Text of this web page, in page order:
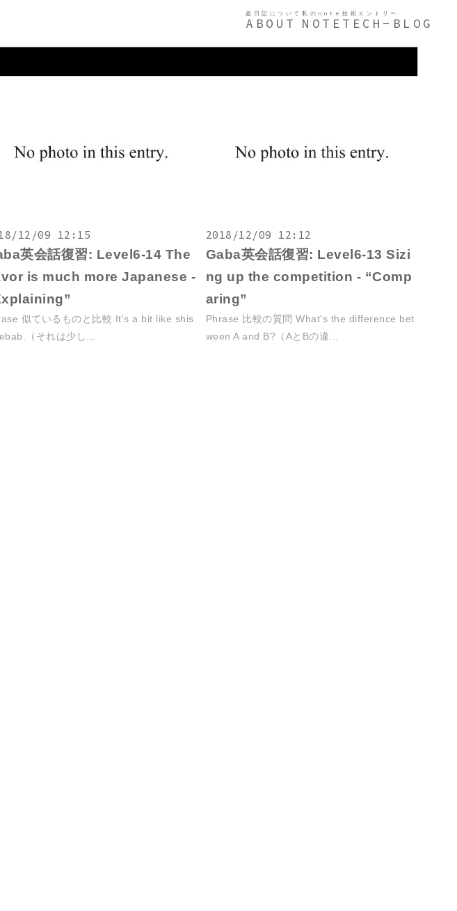
超日記について
ABOUT
私のnote
NOTE
技術エントリー
TECH-BLOG
12/09 12:15
英会話復習: Level6-14 The
is much more Japanese -
似ているものと比較 It's a bit like shis
（それは少し...
2018/12/09 12:12
Gaba英会話復習: Level6-13 Sizi
ng up the competition - “Comp
aring”
Phrase 比較の質問 What's the difference bet
ween A and B?（AとBの違...